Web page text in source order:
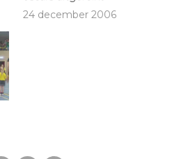
24 december 2006